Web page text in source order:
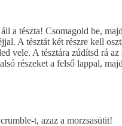
a tészta! Csomagold be,
A tésztát két részre kell
A tésztára zúdítsd rá
részeket a felső lappal,
t, azaz a morzsasütit!